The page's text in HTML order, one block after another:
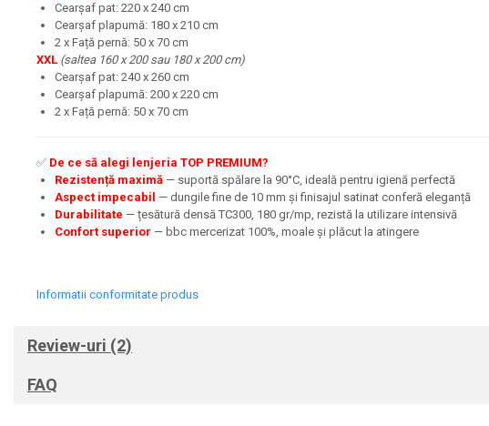
Cearșaf pat: 220 x 240 cm
Cearșaf plapumă: 180 x 210 cm
2 x Față pernă: 50 x 70 cm
XXL (saltea 160 x 200 sau 180 x 200 cm)
Cearșaf pat: 240 x 260 cm
Cearșaf plapumă: 200 x 220 cm
2 x Față pernă: 50 x 70 cm
✅ De ce să alegi lenjeria TOP PREMIUM?
Rezistență maximă — suportă spălare la 90°C, ideală pentru igienă perfectă
Aspect impecabil — dungile fine de 10 mm și finisajul satinat conferă eleganță
Durabilitate — țesătură densă TC300, 180 gr/mp, rezistă la utilizare intensivă
Confort superior — bbc mercerizat 100%, moale și plăcut la atingere
Informatii conformitate produs
Review-uri (2)
FAQ